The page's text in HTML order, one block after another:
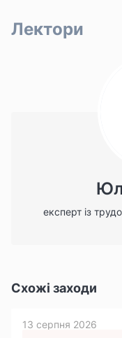
Лектори
експерт із
Схожі заходи
13 серпня 2026